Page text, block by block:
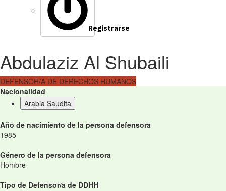
Registrarse
Abdulaziz Al Shubaili
DEFENSOR/A DE DERECHOS HUMANOS
Nacionalidad
Arabia Saudita
Año de nacimiento de la persona defensora
1985
Género de la persona defensora
Hombre
Tipo de Defensor/a de DDHH